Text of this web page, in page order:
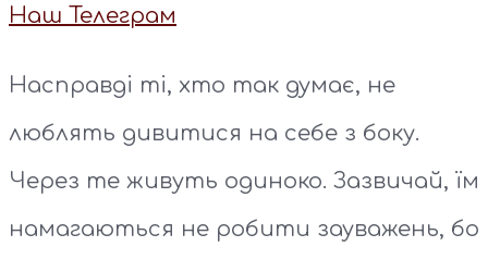
Наш Телеграм
Насправді ті, хто так думає, не
люблять дивитися на себе з боку.
Через те живуть одиноко. Зазвичай, їм
намагаються не робити зауважень, бо